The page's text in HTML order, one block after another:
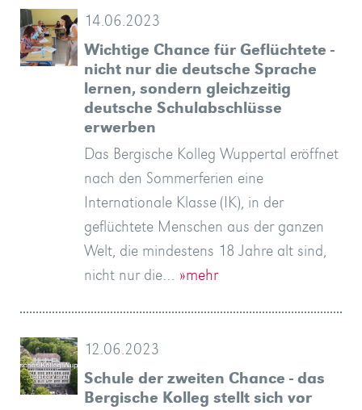
14.06.2023
Wichtige Chance für Geflüchtete -
nicht nur die deutsche Sprache
lernen, sondern gleichzeitig
deutsche Schulabschlüsse
erwerben
Das Bergische Kolleg Wuppertal eröffnet
nach den Sommerferien eine
Internationale Klasse (IK), in der
geflüchtete Menschen aus der ganzen
Welt, die mindestens 18 Jahre alt sind,
nicht nur die… »mehr
12.06.2023
Schule der zweiten Chance - das
Bergische Kolleg stellt sich vor